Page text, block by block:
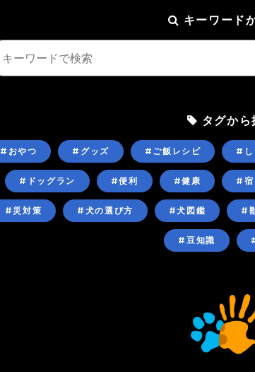
キーワード
タグから
#おやつ #グッズ #ご飯レシピ #し
#ドッグラン #便利 #健康 #宿
#災対策 #犬の選び方 #犬図鑑 #
#豆知識